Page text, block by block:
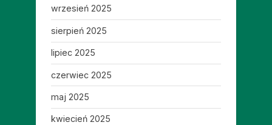
wrzesień 2025
sierpień 2025
lipiec 2025
czerwiec 2025
maj 2025
kwiecień 2025